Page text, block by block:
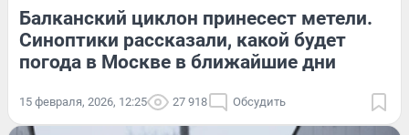
Балканский циклон принесест метели.
Синоптики рассказали, какой будет
погода в Москве в ближайшие дни
15 февраля, 2026, 12:25 27 918 Обсудить